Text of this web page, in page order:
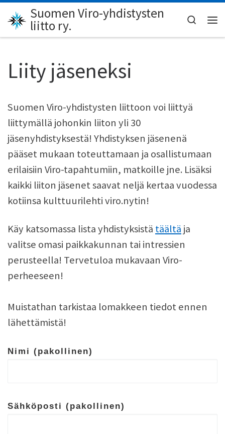
Skip to content
Suomen Viro-yhdistysten
liitto ry.
Search
Liity jäseneksi
Suomen Viro-yhdistysten liittoon voi liittyä
liittymällä johonkin liiton yli 30
jäsenyhdistyksestä! Yhdistyksen jäsenenä
pääset mukaan toteuttamaan ja osallistumaan
erilaisiin Viro-tapahtumiin, matkoille jne. Lisäksi
kaikki liiton jäsenet saavat neljä kertaa vuodessa
kotiinsa kulttuurilehti viro.nytin!
Käy katsomassa lista yhdistyksistä täältä ja
valitse omasi paikkakunnan tai intressien
perusteella! Tervetuloa mukavaan Viro-
perheeseen!
Muistathan tarkistaa lomakkeen tiedot ennen
lähettämistä!
Nimi (pakollinen)
Sähköposti (pakollinen)